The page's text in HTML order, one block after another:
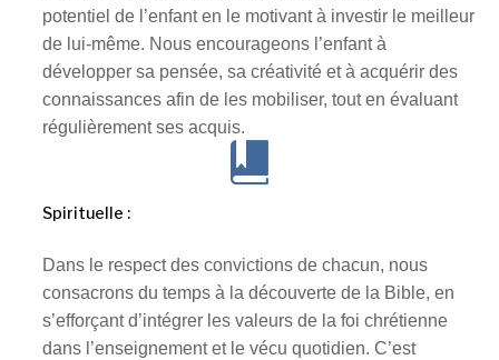
potentiel de l’enfant en le motivant à investir le meilleur
de lui-même. Nous encourageons l’enfant à
développer sa pensée, sa créativité et à acquérir des
connaissances afin de les mobiliser, tout en évaluant
régulièrement ses acquis.
Spirituelle :
Dans le respect des convictions de chacun, nous
consacrons du temps à la découverte de la Bible, en
s’efforçant d’intégrer les valeurs de la foi chrétienne
dans l’enseignement et le vécu quotidien. C’est